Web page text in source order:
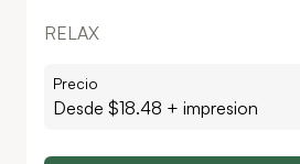
RELAX
Precio
Desde $18.48 + impresion